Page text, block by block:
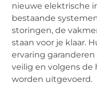
nieuwe elektrische
bestaande
storingen, de
staan voor je klaar.
ervaring
veilig en volgens
worden uitgevoerd.